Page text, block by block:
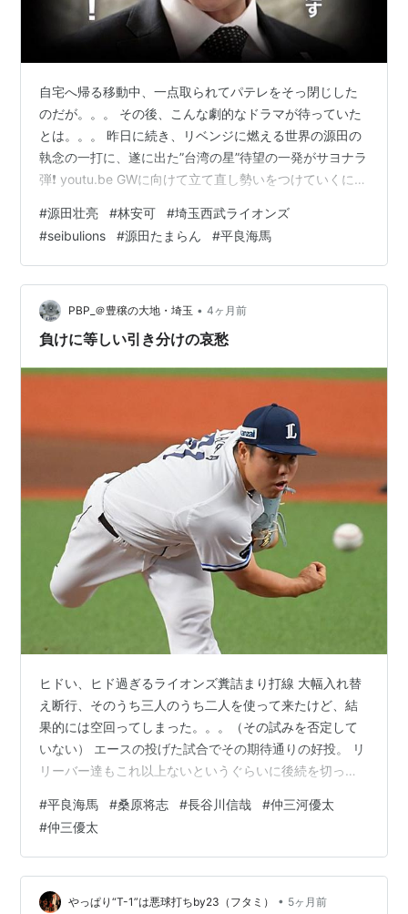
自宅へ帰る移動中、一点取られてパテレをそっ閉じした
のだが。。。 その後、こんな劇的なドラマが待っていた
とは。。。 昨日に続き、リベンジに燃える世界の源田の
執念の一打に、遂に出た”台湾の星”待望の一発がサヨナラ
弾❗️ youtu.be GWに向けて立て直し勢いをつけていくには
進 ライオンズが貧打というよりは、廣池投手が良すぎ
た。 岸孝之を彷彿とさせる抜ける縦割れのカーブとチェ
ンジアップが面白い様に決まり、フォークがコーナーに
決まったり、いい所から落ちたりする絶妙。直球も
150km／h超えでビシビシ決まる😢 投球フォーム(リリー
ス後)も、どこ…
#源田壮亮 #林安可 #埼玉西武ライオンズ
#seibulions #源田たまらん #平良海馬
PBP_＠豊穣の大地・埼玉 • 4ヶ月前
負けに等しい引き分けの哀愁
ヒドい、ヒド過ぎるライオンズ糞詰まり打線 大幅入れ替
え断行、そのうち三人のうち二人を使って来たけど、結
果的には空回ってしまった。。。（その試みを否定して
いない） エースの投げた試合でその期待通りの好投。 リ
リーバー達もこれ以上ないというぐらいに後続を切って
に見殺しの刑に処された。。。 ちょっと異次元の存在に
なって来たQUASI メジャー・リーガー、タイラー・カイ
マーさん。 冴え渡る変化球とキレキレのストレートで春
を支配する男。 ポスティングの文字がチラつきます。 ル
ーキーのポロにズッコケてしまう、お人柄も天性のピッ
#平良海馬 #桑原将志 #長谷川信哉 #仲三河優太
#仲三優太
やっぱり“T-1”は悪球打ちby23（フタミ） • 5ヶ月前